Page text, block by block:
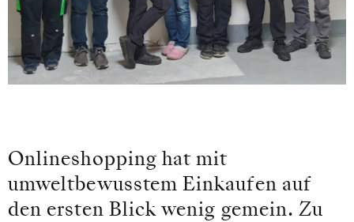
Onlineshopping hat mit
umweltbewusstem Einkaufen auf
den ersten Blick wenig gemein. Zu